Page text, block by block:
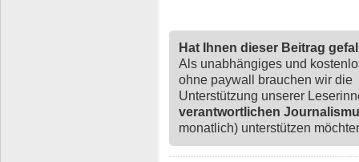
Hat Ihnen dieser Beitrag
Als unabhängiges und
ohne paywall brauchen wir die
Unterstützung unserer
verantwortlichen
monatlich) unterstützen